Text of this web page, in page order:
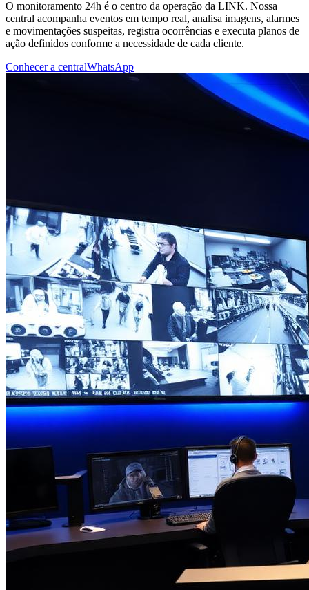
O monitoramento 24h é o centro da operação da LINK. Nossa
central acompanha eventos em tempo real, analisa imagens, alarmes
e movimentações suspeitas, registra ocorrências e executa planos de
ação definidos conforme a necessidade de cada cliente.
Conhecer a centralWhatsApp